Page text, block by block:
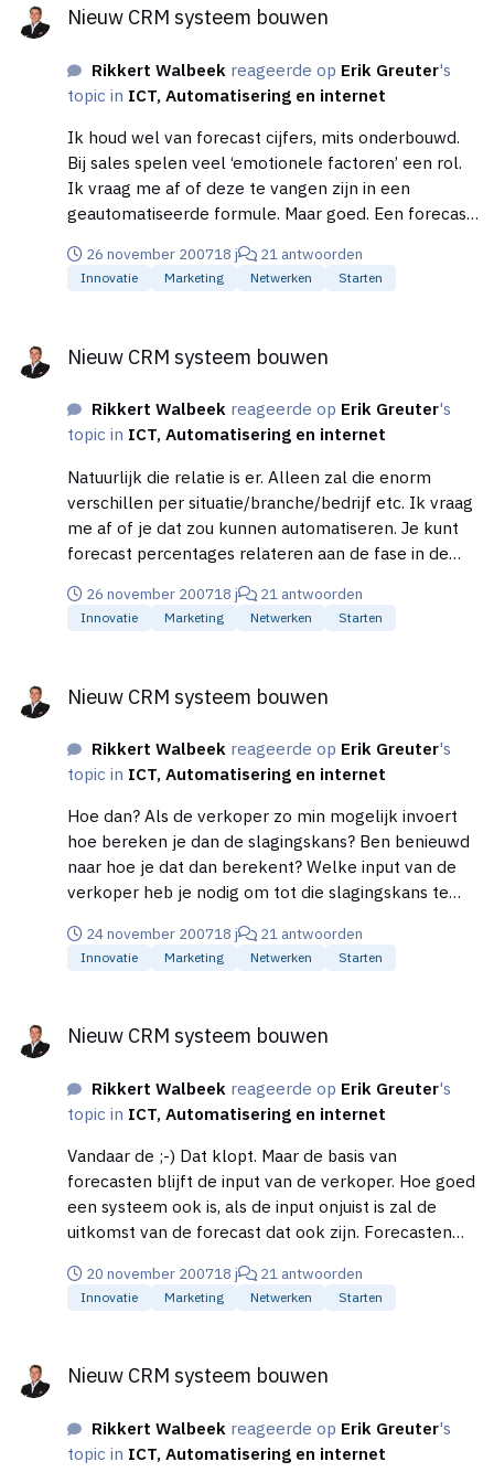
zit. Overigens vinden de meeste verkopers die ik ken
input te voorzien. Mits ze maar zien dat zij daar zelf
ook wat aan hebben. Wat de ‘zin tot invoeren van
gegevens’ doet afnemen is als er verder niets met
die informatie gebeurt of als het alleen maar
bedoeld is om het management van informatie te
voorzien. Verkopers zijn zelf ook continu met hun
eigen forecast bezig. Al is het maar ‘in hun hoofd’ of
op de eerder genoemde achterkant van de
sigarendoos. Indien het CRM systeem daarin kan
Nieuw CRM systeem bouwen
Rikkert Walbeek reageerde op Erik Greuter's
topic in ICT, Automatisering en internet
Ik houd wel van forecast cijfers, mits onderbouwd.
Bij sales spelen veel ‘emotionele factoren’ een rol.
Ik vraag me af of deze te vangen zijn in een
geautomatiseerde formule. Maar goed. Een forecast
‘emotionele forecast’ te toetsen. Dus een oplossing
die mij helpt bij het maken van mijn forecast is
26 november 200718 j 21 antwoorden
Innovatie Marketing Netwerken Starten
Nieuw CRM systeem bouwen
Rikkert Walbeek reageerde op Erik Greuter's
topic in ICT, Automatisering en internet
Natuurlijk die relatie is er. Alleen zal die enorm
verschillen per situatie/branche/bedrijf etc. Ik vraag
me af of je dat zou kunnen automatiseren. Je kunt
forecast percentages relateren aan de fase in de
van de verkoper uit. Wat, naar mijn ervaring, veelal
de beste forecast gegevens oplevert is het door de
slagingskans aangeven. En bespreek (en eventueel
bril’ en laat je anderen het percentage objectief
beoordelen. Kortom ik heb moeite met
geautomatiseerde forecast percentage. Maar
misschien zie ik de gouden formule over het hoofd.
26 november 200718 j 21 antwoorden
Innovatie Marketing Netwerken Starten
Nieuw CRM systeem bouwen
Rikkert Walbeek reageerde op Erik Greuter's
topic in ICT, Automatisering en internet
Hoe dan? Als de verkoper zo min mogelijk invoert
hoe bereken je dan de slagingskans? Ben benieuwd
naar hoe je dat dan berekent? Welke input van de
verkoper heb je nodig om tot die slagingskans te
24 november 200718 j 21 antwoorden
Innovatie Marketing Netwerken Starten
Nieuw CRM systeem bouwen
Rikkert Walbeek reageerde op Erik Greuter's
topic in ICT, Automatisering en internet
Vandaar de ;-) Dat klopt. Maar de basis van
forecasten blijft de input van de verkoper. Hoe goed
een systeem ook is, als de input onjuist is zal de
uitkomst van de forecast dat ook zijn. Forecasten
kansen. Daar gaat het dan ook vaak mis. Om tot
goede forecasts te komen moet je heldere
goed een forecast systeem ook is. De verkoper
forecast, op de achterkant van een sigarendoos. Mijn
ervaring is dat die laatste forecast niet ver naast de
20 november 200718 j 21 antwoorden
Innovatie Marketing Netwerken Starten
Nieuw CRM systeem bouwen
Rikkert Walbeek reageerde op Erik Greuter's
topic in ICT, Automatisering en internet